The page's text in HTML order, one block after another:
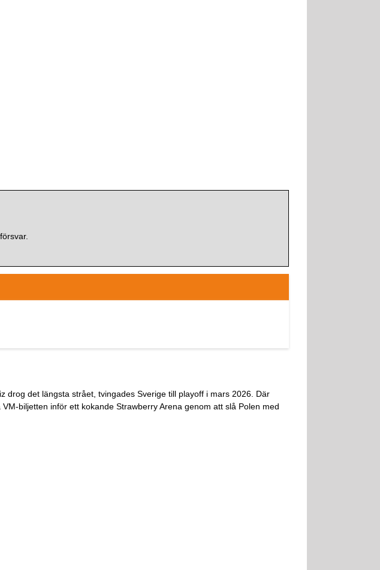
drog det längsta strået, tvingades Sverige till playoff i mars 2026. Där
biljetten inför ett kokande Strawberry Arena genom att slå Polen med